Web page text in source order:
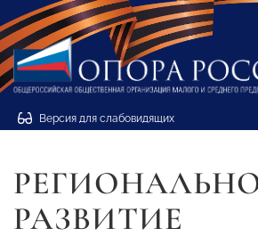
Версия для слабовидящих
РАЗВИТИЕ